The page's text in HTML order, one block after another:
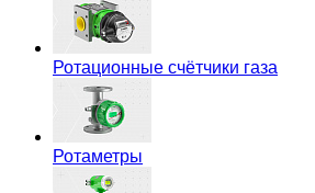
Ротационные счётчики газа
Ротаметры